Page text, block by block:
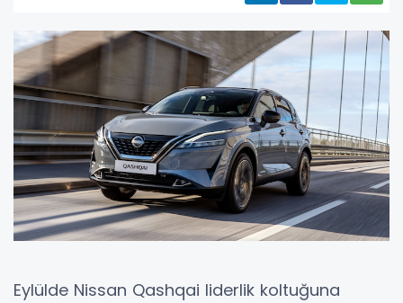
Eylülde Nissan Qashqai liderlik koltuğuna